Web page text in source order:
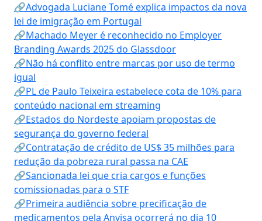
🔗Advogada Luciane Tomé explica impactos da nova
lei de imigração em Portugal
🔗Machado Meyer é reconhecido no Employer
Branding Awards 2025 do Glassdoor
🔗Não há conflito entre marcas por uso de termo
igual
🔗PL de Paulo Teixeira estabelece cota de 10% para
conteúdo nacional em streaming
🔗Estados do Nordeste apoiam propostas de
segurança do governo federal
🔗Contratação de crédito de US$ 35 milhões para
redução da pobreza rural passa na CAE
🔗Sancionada lei que cria cargos e funções
comissionadas para o STF
🔗Primeira audiência sobre precificação de
medicamentos pela Anvisa ocorrerá no dia 10